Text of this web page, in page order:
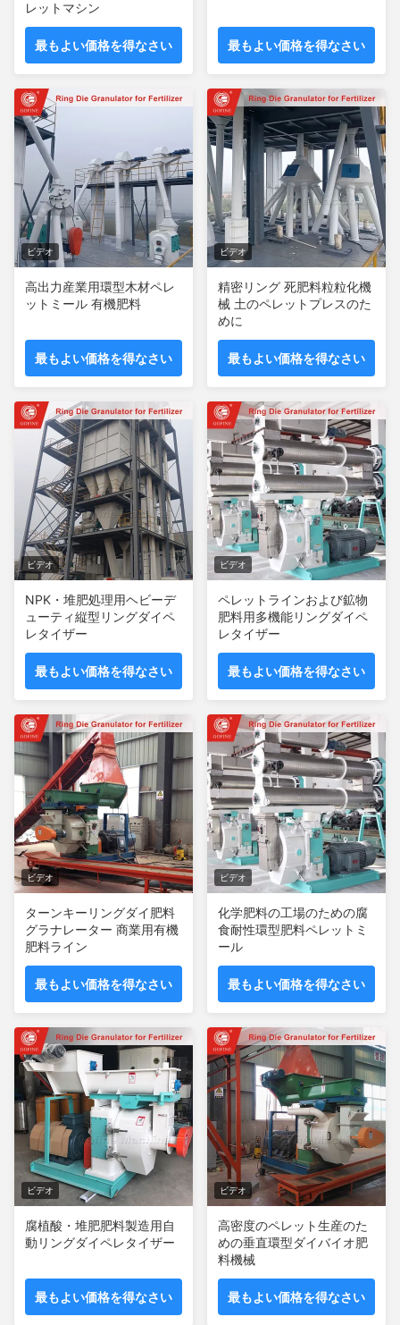
レットマシン
最もよい価格を得なさい 最もよい価格を得なさい
ビデオ
高出力産業用環型木材ペレ
ットミール 有機肥料
最もよい価格を得なさい
ビデオ
精密リング 死肥料粒粒化機
械 土のペレットプレスのた
めに
最もよい価格を得なさい
ビデオ
NPK・堆肥処理用ヘビーデ
ューティ縦型リングダイペ
レタイザー
最もよい価格を得なさい
ビデオ
ペレットラインおよび鉱物
肥料用多機能リングダイペ
レタイザー
最もよい価格を得なさい
ビデオ
ターンキーリングダイ肥料
グラナレーター 商業用有機
肥料ライン
最もよい価格を得なさい
ビデオ
化学肥料の工場のための腐
食耐性環型肥料ペレットミ
ール
最もよい価格を得なさい
ビデオ
腐植酸・堆肥肥料製造用自
動リングダイペレタイザー
最もよい価格を得なさい
ビデオ
高密度のペレット生産のた
めの垂直環型ダイバイオ肥
料機械
最もよい価格を得なさい